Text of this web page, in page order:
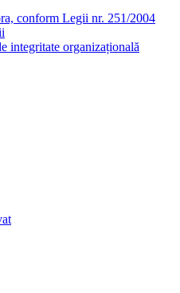
conform Legii nr. 251/2004
integritate organizațională